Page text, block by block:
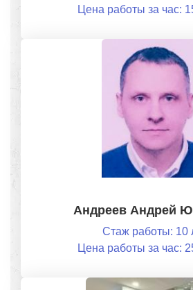
Цена работы за час:
Андреев Андрей
Стаж работы: 10
Цена работы за час: